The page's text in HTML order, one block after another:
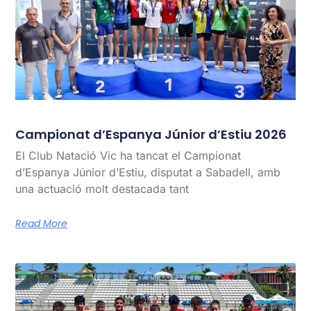
Campionat d’Espanya Júnior d’Estiu 2026
El Club Natació Vic ha tancat el Campionat
d’Espanya Júnior d’Estiu, disputat a Sabadell, amb
una actuació molt destacada tant
Read More